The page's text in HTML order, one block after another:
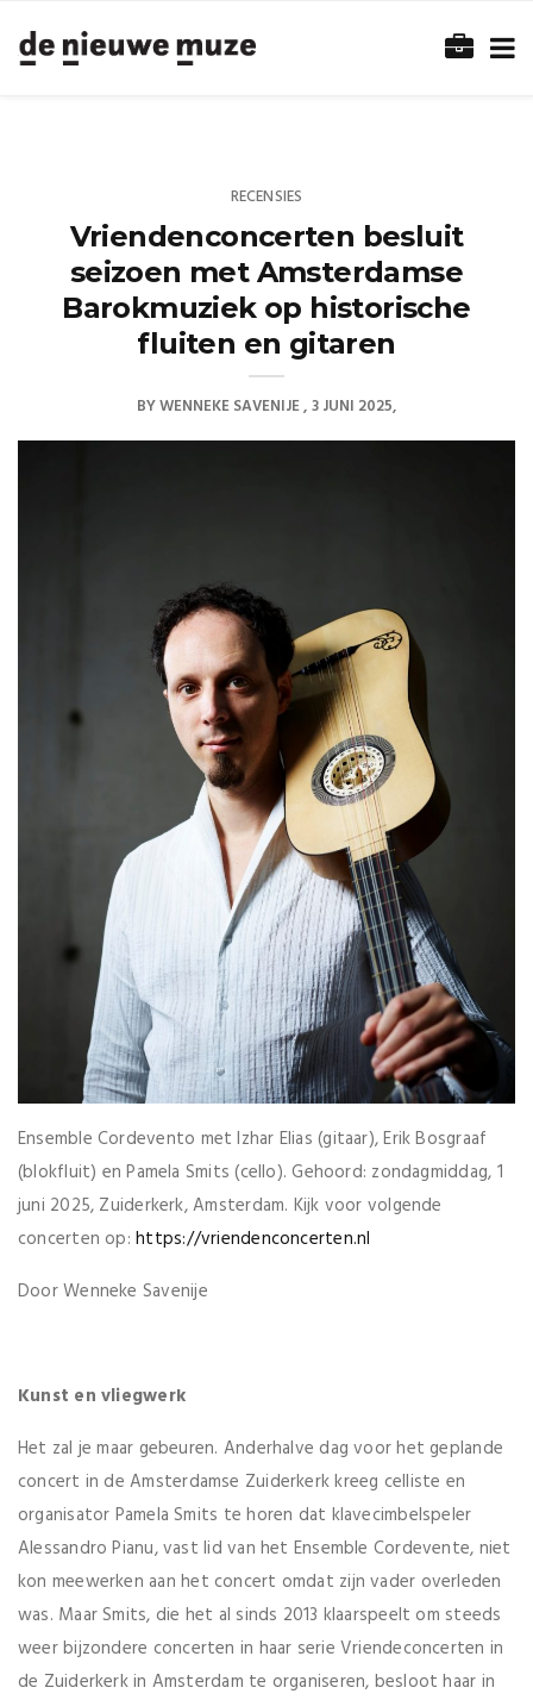
RECENSIES
Vriendenconcerten besluit
seizoen met Amsterdamse
Barokmuziek op historische
fluiten en gitaren
BYWENNEKE SAVENIJE 3 JUNI 2025
Ensemble Cordevento met Izhar Elias (gitaar), Erik Bosgraaf
(blokfluit) en Pamela Smits (cello). Gehoord: zondagmiddag, 1
juni 2025, Zuiderkerk, Amsterdam. Kijk voor volgende
concerten op:https://vriendenconcerten.nl
Door Wenneke Savenije
Kunst en vliegwerk
Het zal je maar gebeuren. Anderhalve dag voor het geplande
concert in de Amsterdamse Zuiderkerk kreeg celliste en
organisator Pamela Smits te horen dat klavecimbelspeler
Alessandro Pianu, vast lid van het Ensemble Cordevente, niet
kon meewerken aan het concert omdat zijn vader overleden
was. Maar Smits, die het al sinds 2013 klaarspeelt om steeds
weer bijzondere concerten in haar serie Vriendeconcerten in
de Zuiderkerk in Amsterdam te organiseren, besloot haar in